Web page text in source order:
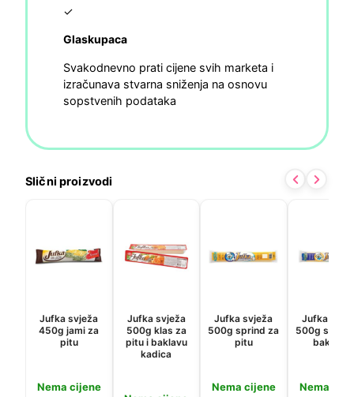
✓
Glaskupaca
Svakodnevno prati cijene svih marketa i
izračunava stvarna sniženja na osnovu
sopstvenih podataka
Slični proizvodi
Jufka svježa
450g jami za
pitu
Nema cijene
Jufka svježa
500g klas za
pitu i baklavu
kadica
Jufka svježa
500g sprind za
pitu
Nema cijene
Jufka
500g
baklavu
Nema